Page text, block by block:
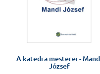
A katedra mesterei -
József